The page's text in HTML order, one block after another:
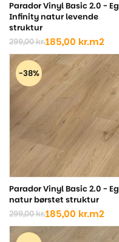
Parador Vinyl Basic 2.0 - Eg
Infinity natur levende
struktur
299,00kr.
Den
oprindelige
pris
var:
299,00 kr..
185,00 kr.
Den
aktuelle
pris
er:
185,00 kr..
m2
-38%
Parador Vinyl Basic 2.0 - Eg
natur børstet struktur
299,00kr.
Den
oprindelige
185,00 kr.
Den
aktuelle
m2